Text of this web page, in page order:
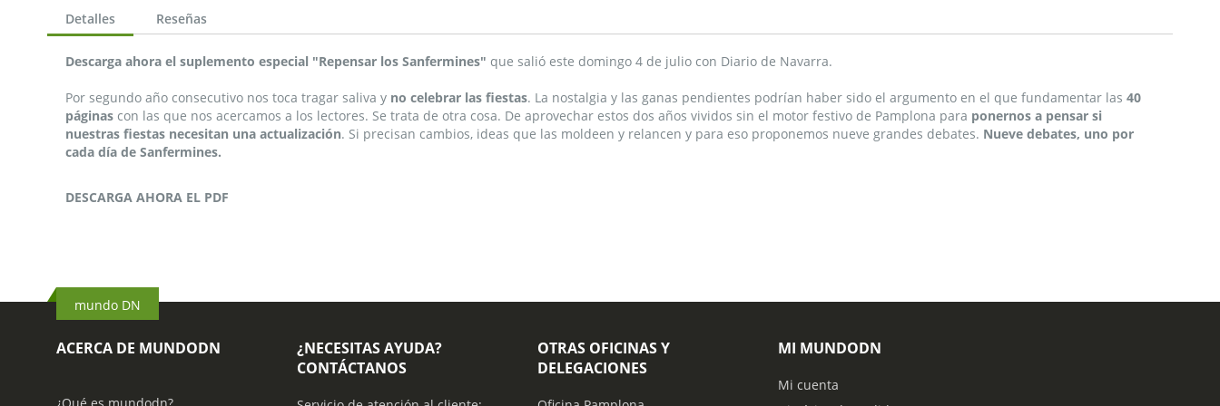
Detalles
Descarga ahora el suplemento especial "Repensar los Sanfermines" que salió este domingo 4 de julio con Diario de Navarra.
Por segundo año consecutivo nos toca tragar saliva y no celebrar las fiestas. La nostalgia y las ganas pendientes podrían haber sido el argumento en el que fundamentar las 40
páginas con las que nos acercamos a los lectores. Se trata de otra cosa. De aprovechar estos dos años vividos sin el motor festivo de Pamplona para ponernos a pensar si
nuestras fiestas necesitan una actualización. Si precisan cambios, ideas que las moldeen y relancen y para eso proponemos nueve grandes debates. Nueve debates, uno por
cada día de Sanfermines.
DESCARGA AHORA EL PDF
Reseñas
mundo DN
ACERCA DE MUNDODN
¿NECESITAS AYUDA?
CONTÁCTANOS
OTRAS OFICINAS Y
DELEGACIONES
MI MUNDODN
Mi cuenta